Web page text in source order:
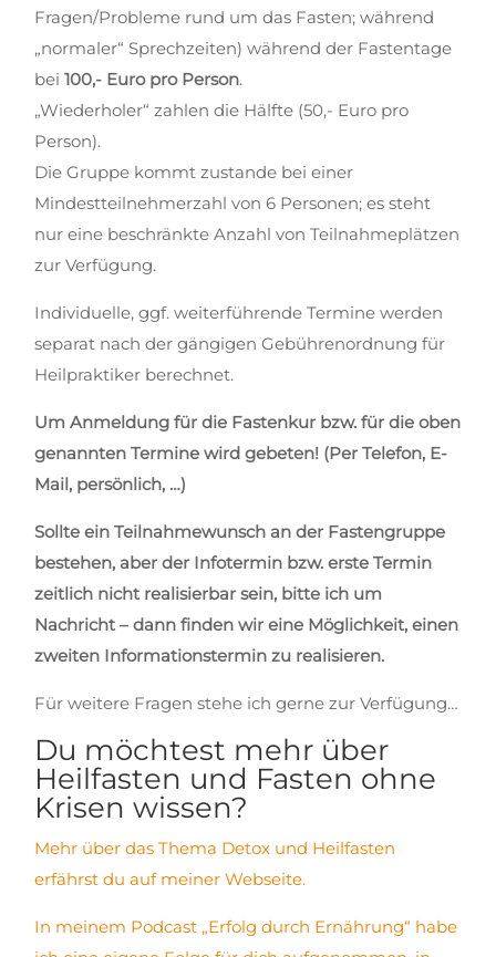
Fragen/Probleme rund um das Fasten; während
„normaler“ Sprechzeiten) während der Fastentage
bei100,- Euro pro Person.
„Wiederholer“ zahlen die Hälfte (50,- Euro pro
Person).
Die Gruppe kommt zustande bei einer
Mindestteilnehmerzahl von 6 Personen; es steht
nur eine beschränkte Anzahl von Teilnahmeplätzen
zur Verfügung.
Individuelle, ggf. weiterführende Termine werden
separat nach der gängigen Gebührenordnung für
Heilpraktiker berechnet.
Um Anmeldung für die Fastenkur bzw. für die oben
genannten Termine wird gebeten! (Per Telefon, E-
Mail, persönlich, …)
Sollte ein Teilnahmewunsch an der Fastengruppe
bestehen, aber der Infotermin bzw. erste Termin
zeitlich nicht realisierbar sein, bitte ich um
Nachricht – dann finden wir eine Möglichkeit, einen
zweiten Informationstermin zu realisieren.
Für weitere Fragen stehe ich gerne zur Verfügung…
Du möchtest mehr über
Heilfasten und Fasten ohne
Krisen wissen?
Mehr über das Thema Detox und Heilfasten
erfährst du auf meiner Webseite.
In meinem Podcast „Erfolg durch Ernährung“ habe